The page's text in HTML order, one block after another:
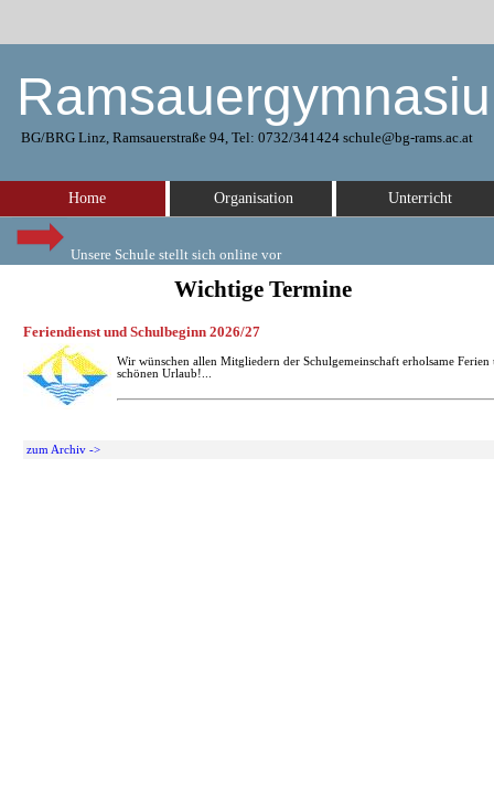
BG/BRG Linz, Ramsauerstraße 94, Tel: 0732/341424 schule@bg-rams.ac.at
Unsere Schule stellt sich online vor
Home Organisation Unterricht
Wichtige Termine
Feriendienst und Schulbeginn 2026/27
Wir wünschen allen Mitgliedern der Schulgemeinschaft erholsame Ferien
schönen Urlaub!...
zum Archiv ->